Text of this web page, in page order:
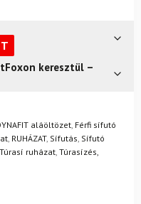
keresztül –
gond – a terméket
belül, indoklás nélkül.
aláöltözet, Férfi sífutó
, RUHÁZAT, Sífutás, Sífutó
Túrasí ruházat, Túrasízés,